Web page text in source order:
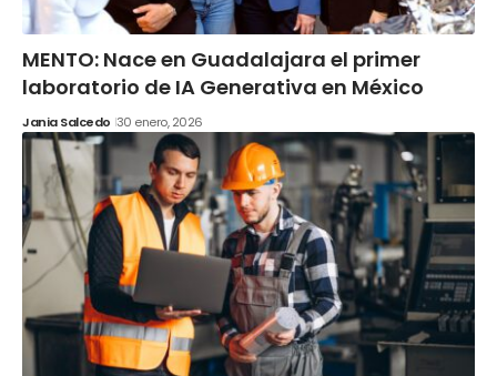
MENTO: Nace en Guadalajara el primer
laboratorio de IA Generativa en México
Jania Salcedo 30 enero, 2026